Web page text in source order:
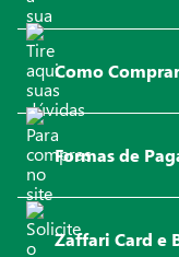
Como
Formas de
Zaffari Card e